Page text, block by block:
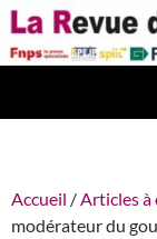
Aller
au
contenu
Accueil /Articles à
modérateur du